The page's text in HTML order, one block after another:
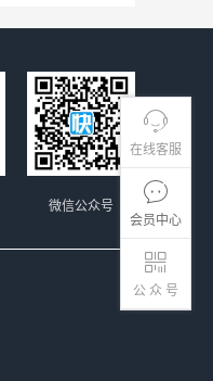
在线客服
会员中心
公 众 号
微信公众号